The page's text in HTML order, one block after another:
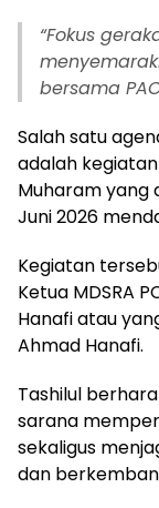
“Fokus
bersama
Salah satu
adalah
Muharam yang
Juni 2026
Kegiatan
Ketua MDSRA
Hanafi atau
Ahmad Hanafi.
Tashilul
sarana
sekaligus
dan